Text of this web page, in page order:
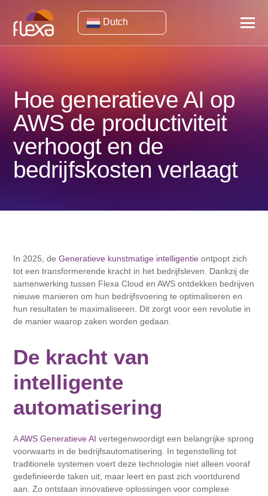
Dutch
Hoe generatieve AI op
AWS de productiviteit
verhoogt en de
bedrijfskosten verlaagt
In 2025, deGeneratieve kunstmatige intelligentieontpopt zich
tot een transformerende kracht in het bedrijfsleven. Dankzij de
samenwerking tussen Flexa Cloud en AWS ontdekken bedrijven
nieuwe manieren om hun bedrijfsvoering te optimaliseren en
hun resultaten te maximaliseren. Dit zorgt voor een revolutie in
de manier waarop zaken worden gedaan.
De kracht van
intelligente
automatisering
AAWS Generatieve AI vertegenwoordigt een belangrijke sprong
voorwaarts in de bedrijfsautomatisering. In tegenstelling tot
traditionele systemen voert deze technologie niet alleen vooraf
gedefinieerde taken uit, maar leert en past zich voortdurend
aan. Zo ontstaan ​​innovatieve oplossingen voor complexe